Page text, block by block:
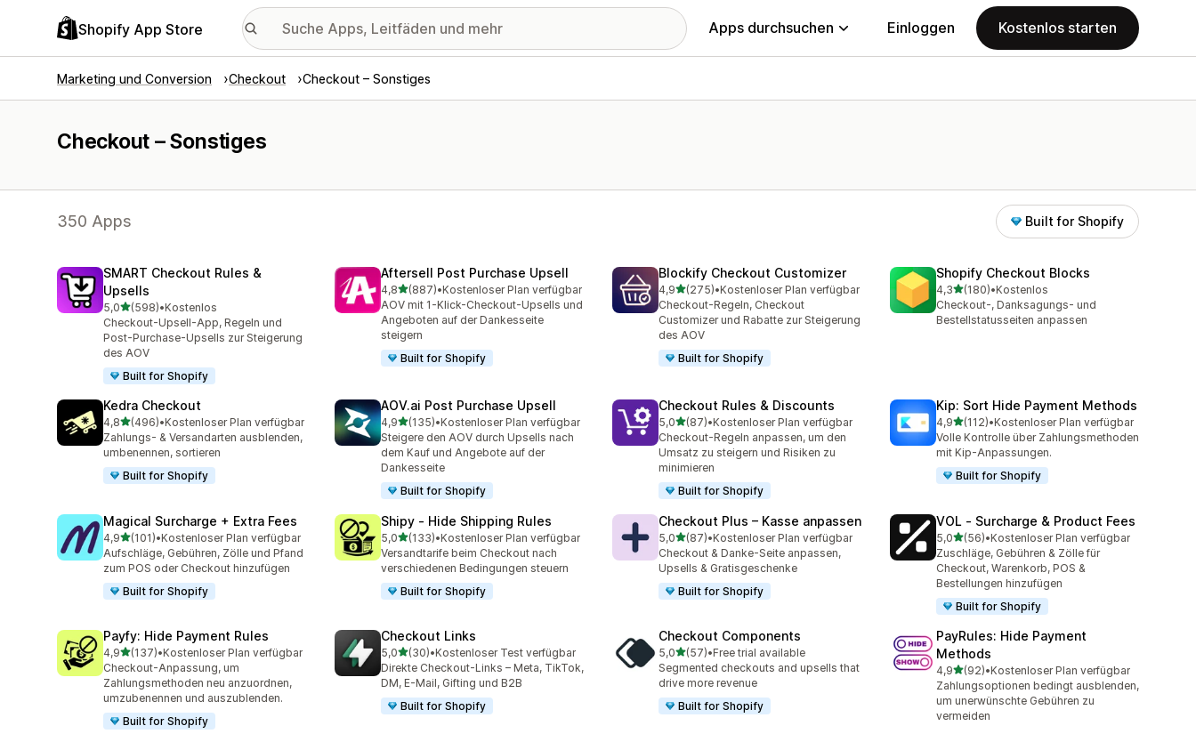
Shopify App Store Apps durchsuchen Einloggen Kostenlos starten
Marketing und Conversion Checkout Checkout – Sonstiges
Checkout – Sonstiges
350 Apps Built for Shopify
SMART Checkout Rules &
Upsells
5,0von 5 Sternen
(598)
598 Rezensionen insgesamt
•Kostenlos
Checkout-Upsell-App, Regeln und
Post-Purchase-Upsells zur Steigerung
des AOV
Built for Shopify
Aftersell Post Purchase Upsell
4,8von 5 Sternen
(887)
887 Rezensionen insgesamt
•Kostenloser Plan verfügbar
AOV mit 1-Klick-Checkout-Upsells und
Angeboten auf der Dankesseite
steigern
Built for Shopify
Blockify Checkout Customizer
4,9von 5 Sternen
(275)
275 Rezensionen insgesamt
•Kostenloser Plan verfügbar
Checkout-Regeln, Checkout
Customizer und Rabatte zur Steigerung
des AOV
Built for Shopify
Shopify Checkout Blocks
4,3von 5 Sternen
(180)
180 Rezensionen insgesamt
•Kostenlos
Checkout-, Danksagungs- und
Bestellstatusseiten anpassen
Kedra Checkout
4,8von 5 Sternen
(496)
496 Rezensionen insgesamt
•Kostenloser Plan verfügbar
Zahlungs- & Versandarten ausblenden,
umbenennen, sortieren
Built for Shopify
AOV.ai Post Purchase Upsell
4,9von 5 Sternen
(135)
135 Rezensionen insgesamt
•Kostenloser Plan verfügbar
Steigere den AOV durch Upsells nach
dem Kauf und Angebote auf der
Dankesseite
Built for Shopify
Checkout Rules & Discounts
5,0von 5 Sternen
(87)
87 Rezensionen insgesamt
•Kostenloser Plan verfügbar
Checkout-Regeln anpassen, um den
Umsatz zu steigern und Risiken zu
minimieren
Built for Shopify
Kip: Sort Hide Payment Methods
4,9von 5 Sternen
(112)
112 Rezensionen insgesamt
•Kostenloser Plan verfügbar
Volle Kontrolle über Zahlungsmethoden
mit Kip-Anpassungen.
Built for Shopify
Magical Surcharge + Extra Fees
4,9von 5 Sternen
(101)
101 Rezensionen insgesamt
•Kostenloser Plan verfügbar
Aufschläge, Gebühren, Zölle und Pfand
zum POS oder Checkout hinzufügen
Built for Shopify
Shipy ‑ Hide Shipping Rules
5,0von 5 Sternen
(133)
133 Rezensionen insgesamt
•Kostenloser Plan verfügbar
Versandtarife beim Checkout nach
verschiedenen Bedingungen steuern
Built for Shopify
Checkout Plus – Kasse anpassen
5,0von 5 Sternen
(87)
87 Rezensionen insgesamt
•Kostenloser Plan verfügbar
Checkout & Danke-Seite anpassen,
Upsells & Gratisgeschenke
Built for Shopify
VOL ‑ Surcharge & Product Fees
5,0von 5 Sternen
(56)
56 Rezensionen insgesamt
•Kostenloser Plan verfügbar
Zuschläge, Gebühren & Zölle für
Checkout, Warenkorb, POS &
Bestellungen hinzufügen
Built for Shopify
Payfy: Hide Payment Rules
4,9von 5 Sternen
(137)
137 Rezensionen insgesamt
•Kostenloser Plan verfügbar
Checkout-Anpassung, um
Zahlungsmethoden neu anzuordnen,
umzubenennen und auszublenden.
Built for Shopify
Checkout Links
5,0von 5 Sternen
(30)
30 Rezensionen insgesamt
•Kostenloser Test verfügbar
Direkte Checkout-Links – Meta, TikTok,
DM, E-Mail, Gifting und B2B
Built for Shopify
Checkout Components
5,0von 5 Sternen
(57)
57 Rezensionen insgesamt
•Free trial available
Segmented checkouts and upsells that
drive more revenue
Built for Shopify
PayRules: Hide Payment
Methods
4,9von 5 Sternen
(92)
92 Rezensionen insgesamt
•Kostenloser Plan verfügbar
Zahlungsoptionen bedingt ausblenden,
um unerwünschte Gebühren zu
vermeiden